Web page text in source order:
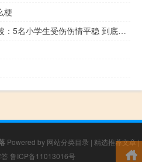
梗
湖南怀化一校车侧翻坠下山坡：5名小学生受伤伤情平稳 到底什么情况呢
Powered by 网站分类目录 | 精选推荐文章|
鲁ICP备11013016号